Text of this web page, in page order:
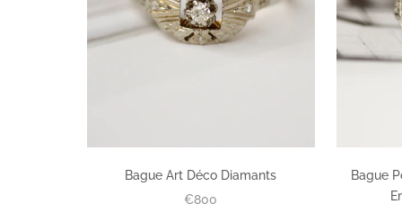
Bague Art Déco Diamants
€800
Bague